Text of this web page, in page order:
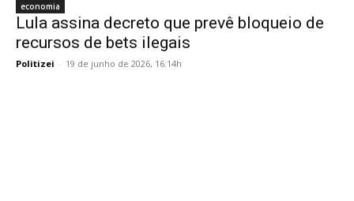
economia
Lula assina decreto que prevê bloqueio de
recursos de bets ilegais
Politizei - 19 de junho de 2026, 16:14h